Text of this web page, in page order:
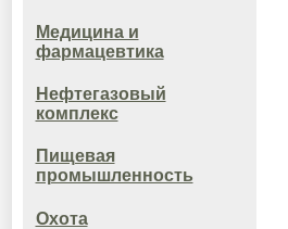
Медицина и
фармацевтика
Нефтегазовый
комплекс
Пищевая
промышленность
Охота